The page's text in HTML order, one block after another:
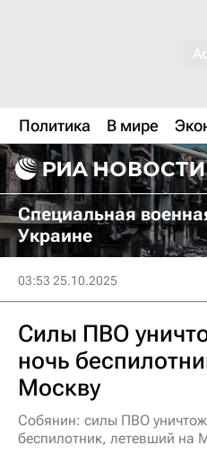
Политика В мире
Специальная
Украине
03:53 25.10.2025
Силы ПВО
ночь
Москву
Собянин: силы ПВО
беспилотник, летевший на